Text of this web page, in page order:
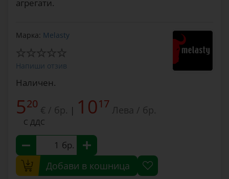
агрегати.
Марка: Melasty
Напиши отзив
Наличен.
520 € / бр. | 1017 Лева / бр.
С ДДС
бр.
Добави в кошница